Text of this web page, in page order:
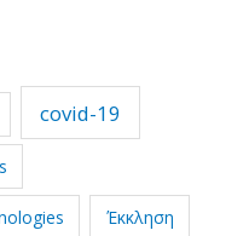
covid-19
Έκκληση